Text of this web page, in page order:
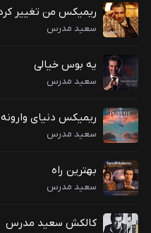
ریمیکس من تغییر کردم
سعید مدرس
یه بوس خیالی
سعید مدرس
ریمیکس دنیای وارونه
سعید مدرس
بهترین راه
سعید مدرس
کالکش سعید مدرس